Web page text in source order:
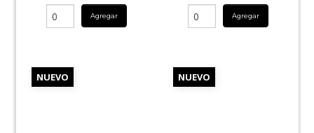
Agregar Agregar
NUEVO NUEVO